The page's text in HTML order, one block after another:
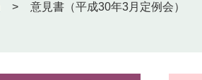
> 意見書（平成30年3月定例会）